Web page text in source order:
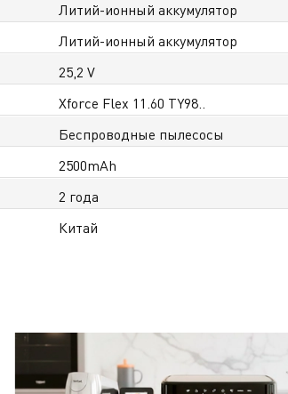
Литий-ионный аккумулятор
Литий-ионный аккумулятор
25,2 V
Xforce Flex 11.60 TY98..
Беспроводные пылесосы
2500mAh
2 года
Китай